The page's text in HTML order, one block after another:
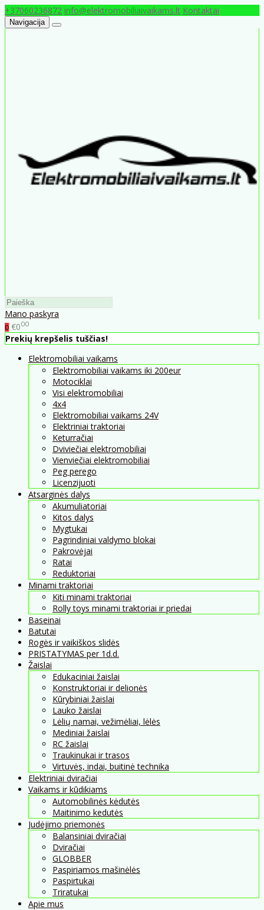
+37060236872 info@elektromobiliaivaikams.lt Kontaktai
Navigacija
Mano paskyra
0 €000
Prekių krepšelis tuščias!
Elektromobiliai vaikams
Elektromobiliai vaikams iki 200eur
Motociklai
Visi elektromobiliai
4x4
Elektromobiliai vaikams 24V
Elektriniai traktoriai
Keturračiai
Dviviečiai elektromobiliai
Vienviečiai elektromobiliai
Peg perego
Licenzijuoti
Atsarginės dalys
Akumuliatoriai
Kitos dalys
Mygtukai
Pagrindiniai valdymo blokai
Pakrovėjai
Ratai
Reduktoriai
Minami traktoriai
Kiti minami traktoriai
Rolly toys minami traktoriai ir priedai
Baseinai
Batutai
Rogės ir vaikiškos slidės
PRISTATYMAS per 1d.d.
Žaislai
Edukaciniai žaislai
Konstruktoriai ir delionės
Kūrybiniai žaislai
Lauko žaislai
Lėlių namai, vežimėliai, lėlės
Mediniai žaislai
RC žaislai
Traukinukai ir trasos
Virtuvės, indai, buitinė technika
Elektriniai dviračiai
Vaikams ir kūdikiams
Automobilinės kėdutės
Maitinimo kedutės
Judėjimo priemonės
Balansiniai dviračiai
Dviračiai
GLOBBER
Paspiriamos mašinėlės
Paspirtukai
Triratukai
Apie mus